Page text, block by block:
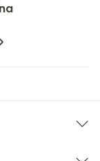
pagina